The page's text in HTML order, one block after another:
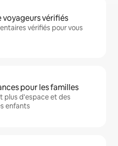
vérifiés
vérifiés pour vous
pour les familles
plus d'espace et des
enfants